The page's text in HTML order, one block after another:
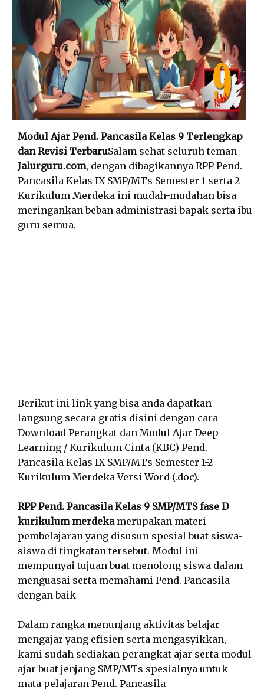
Modul Ajar Pend. Pancasila Kelas 9 Terlengkap
dan Revisi TerbaruSalam sehat seluruh teman
Jalurguru.com, dengan dibagikannya RPP Pend.
Pancasila Kelas IX SMP/MTs Semester 1 serta 2
Kurikulum Merdeka ini mudah-mudahan bisa
meringankan beban administrasi bapak serta ibu
guru semua.
Berikut ini link yang bisa anda dapatkan
langsung secara gratis disini dengan cara
Download Perangkat dan Modul Ajar Deep
Learning / Kurikulum Cinta (KBC) Pend.
Pancasila Kelas IX SMP/MTs Semester 1-2
Kurikulum Merdeka Versi Word (.doc).
RPP Pend. Pancasila Kelas 9 SMP/MTS fase D
kurikulum merdekamerupakan materi
pembelajaran yang disusun spesial buat siswa-
siswa di tingkatan tersebut. Modul ini
mempunyai tujuan buat menolong siswa dalam
menguasai serta memahami Pend. Pancasila
dengan baik
Dalam rangka menunjang aktivitas belajar
mengajar yang efisien serta mengasyikkan,
kami sudah sediakan perangkat ajar serta modul
ajar buat jenjang SMP/MTs spesialnya untuk
mata pelajaran Pend. Pancasila